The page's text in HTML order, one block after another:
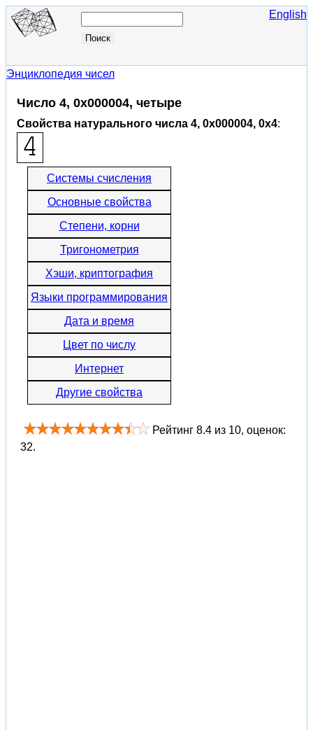
English
Энциклопедия чисел
Число 4, 0x000004, четыре
Свойства натурального числа 4, 0x000004, 0x4:
Системы счисления
Основные свойства
Степени, корни
Тригонометрия
Хэши, криптография
Языки программирования
Дата и время
Цвет по числу
Интернет
Другие свойства
Рейтинг 8.4 из 10, оценок:
32.